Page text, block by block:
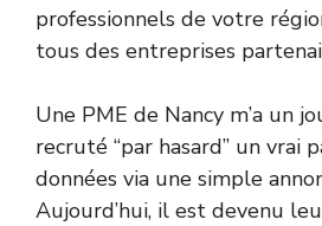
professionnels de votre
tous des entreprises
Une PME de Nancy m’a un
recruté “par hasard” un vrai
données via une simple
Aujourd’hui, il est devenu